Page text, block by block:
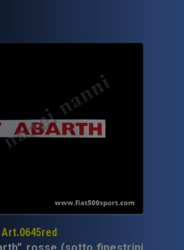
Art.0645red